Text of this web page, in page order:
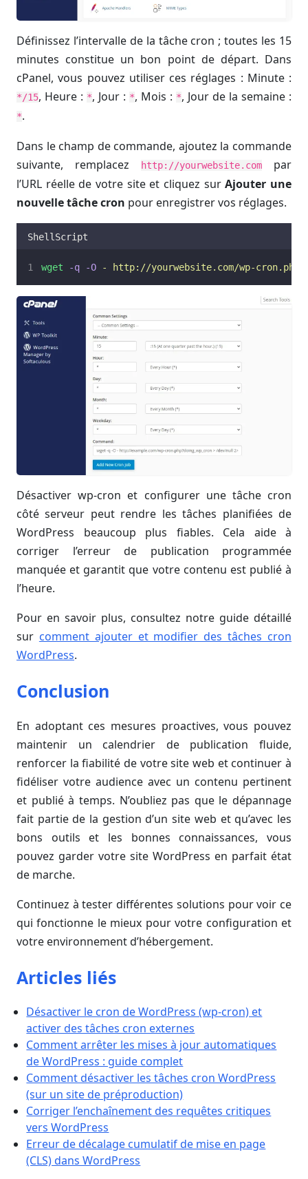
Définissez l’intervalle de la tâche cron ; toutes les 15
minutes constitue un bon point de départ. Dans
cPanel, vous pouvez utiliser ces réglages : Minute :
*/15, Heure : *, Jour : *, Mois : *, Jour de la semaine :
*.
Dans le champ de commande, ajoutez la commande
suivante, remplacez
http://yourwebsite.com
par
l’URL réelle de votre site et cliquez surAjouter une
nouvelle tâche cron pour enregistrer vos réglages.
ShellScript
wget -q -O - http://yourwebsite.com/wp-
Désactiver wp-cron et configurer une tâche cron
côté serveur peut rendre les tâches planifiées de
WordPress beaucoup plus fiables. Cela aide à
corriger l’erreur de publication programmée
manquée et garantit que votre contenu est publié à
l’heure.
Pour en savoir plus, consultez notre guide détaillé
sur comment ajouter et modifier des tâches cron
WordPress.
Conclusion
En adoptant ces mesures proactives, vous pouvez
maintenir un calendrier de publication fluide,
renforcer la fiabilité de votre site web et continuer à
fidéliser votre audience avec un contenu pertinent
et publié à temps. N’oubliez pas que le dépannage
fait partie de la gestion d’un site web et qu’avec les
bons outils et les bonnes connaissances, vous
pouvez garder votre site WordPress en parfait état
de marche.
Continuez à tester différentes solutions pour voir ce
qui fonctionne le mieux pour votre configuration et
votre environnement d’hébergement.
Articles liés
Désactiver le cron de WordPress (wp-cron) et
activer des tâches cron externes
Comment arrêter les mises à jour automatiques
de WordPress : guide complet
Comment désactiver les tâches cron WordPress
(sur un site de préproduction)
Corriger l’enchaînement des requêtes critiques
vers WordPress
Erreur de décalage cumulatif de mise en page
(CLS) dans WordPress